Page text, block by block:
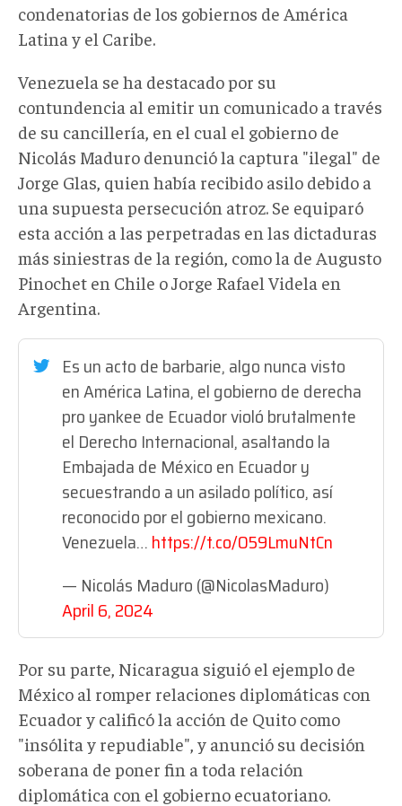
condenatorias de los gobiernos de América
Latina y el Caribe.
Venezuela se ha destacado por su
contundencia al emitir un comunicado a través
de su cancillería, en el cual el gobierno de
Nicolás Maduro denunció la captura "ilegal" de
Jorge Glas, quien había recibido asilo debido a
una supuesta persecución atroz. Se equiparó
esta acción a las perpetradas en las dictaduras
más siniestras de la región, como la de Augusto
Pinochet en Chile o Jorge Rafael Videla en
Argentina.
Es un acto de barbarie, algo nunca visto
en América Latina, el gobierno de derecha
pro yankee de Ecuador violó brutalmente
el Derecho Internacional, asaltando la
Embajada de México en Ecuador y
secuestrando a un asilado político, así
reconocido por el gobierno mexicano.
Venezuela…https://t.co/O59LmuNtCn
— Nicolás Maduro (@NicolasMaduro)
April 6, 2024
Por su parte, Nicaragua siguió el ejemplo de
México al romper relaciones diplomáticas con
Ecuador y calificó la acción de Quito como
"insólita y repudiable", y anunció su decisión
soberana de poner fin a toda relación
diplomática con el gobierno ecuatoriano.